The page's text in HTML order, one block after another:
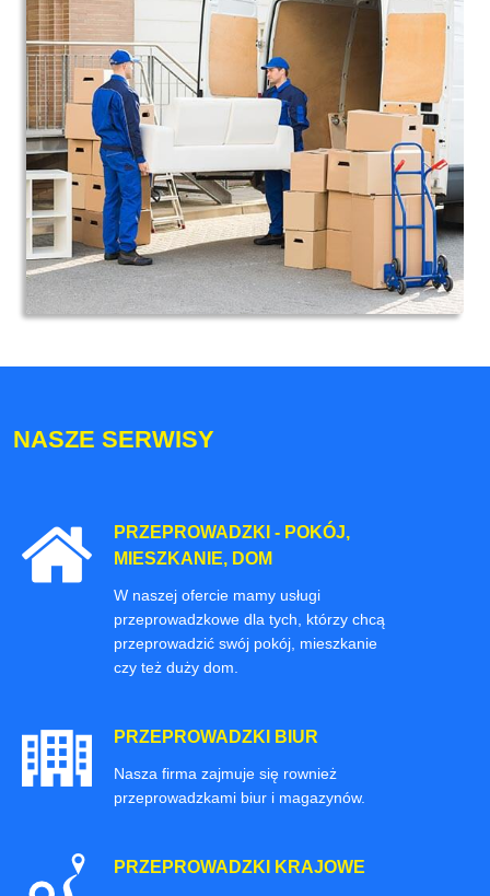
NASZE SERWISY
PRZEPROWADZKI - POKÓJ,
MIESZKANIE, DOM
W naszej ofercie mamy usługi
przeprowadzkowe dla tych, którzy chcą
przeprowadzić swój pokój, mieszkanie
czy też duży dom.
PRZEPROWADZKI BIUR
Nasza firma zajmuje się rownież
przeprowadzkami biur i magazynów.
PRZEPROWADZKI KRAJOWE